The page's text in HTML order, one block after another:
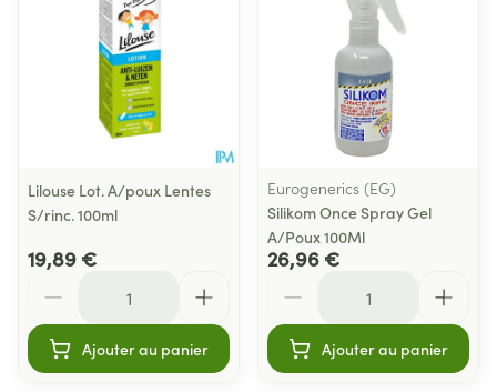
Lilouse Lot. A/poux Lentes
S/rinc. 100ml
19,89 €
Ajouter au panier
Eurogenerics (EG)
Silikom Once Spray Gel
A/Poux 100Ml
26,96 €
Ajouter au panier